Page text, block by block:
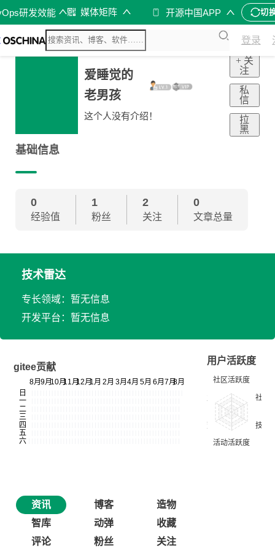
研发效能 媒体矩阵 开源中国APP 切
登录
爱睡觉的
老男孩
这个人没有介绍！
+ 关
注
私
信
拉
黑
基础信息
0
经验值
1
粉丝
2
关注
0
文章总量
技术雷达
专长领域：暂无信息
开发平台：暂无信息
gitee贡献
用户活跃度
资讯 博客
造物
智库
动弹
收藏
评论
粉丝 关注